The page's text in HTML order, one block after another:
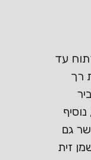
עד
רך
גם
זית